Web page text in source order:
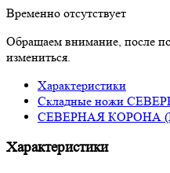
Временно отсутствует
Обращаем внимание, после
измениться.
Характеристики
Складные ножи
СЕВЕРНАЯ КОРОНА
Характеристики